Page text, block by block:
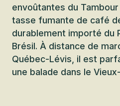
envoûtantes du
tasse fumante de café
durablement importé du
Brésil. À distance de
Québec-Lévis, il est
une balade dans le